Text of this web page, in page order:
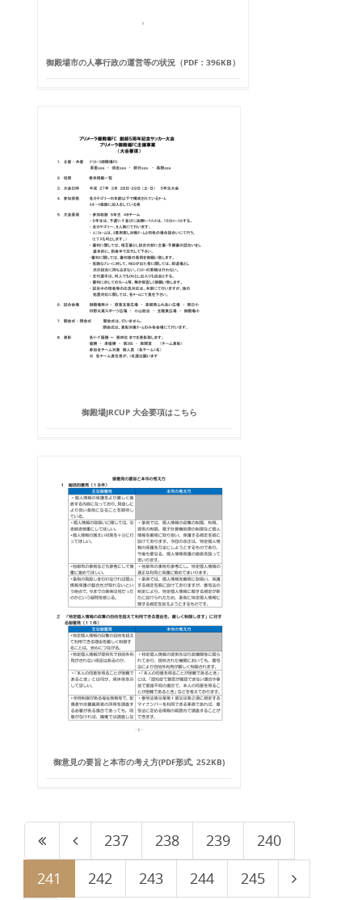
御殿場市の人事行政の運営等の状況（PDF：396KB）
御殿場JRCUP 大会要項はこちら
御意見の要旨と本市の考え方(PDF形式, 252KB)
237 238 239
240
241
242 243 244 245